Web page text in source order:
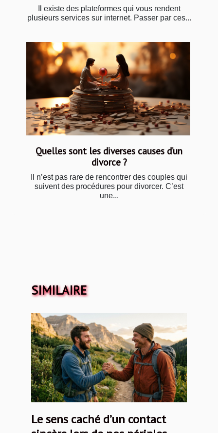
Il existe des plateformes qui vous rendent
plusieurs services sur internet. Passer par ces...
Quelles sont les diverses causes d’un
divorce ?
Il n’est pas rare de rencontrer des couples qui
suivent des procédures pour divorcer. C’est
une...
SIMILAIRE
Le sens caché d’un contact